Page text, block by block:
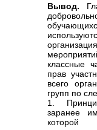
Вывод.
классные
прав
всего
групп по
1.
заранее
которой